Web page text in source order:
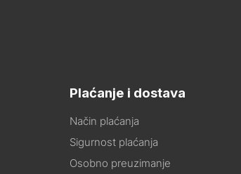
Plaćanje i dostava
Način plaćanja
Sigurnost plaćanja
Osobno preuzimanje